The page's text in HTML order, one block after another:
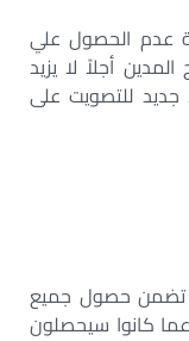
عدم الحصول علي
أجلاً لا يزيد
جديد للتصويت على
تضمن حصول جميع
عما كانوا سيحصلون